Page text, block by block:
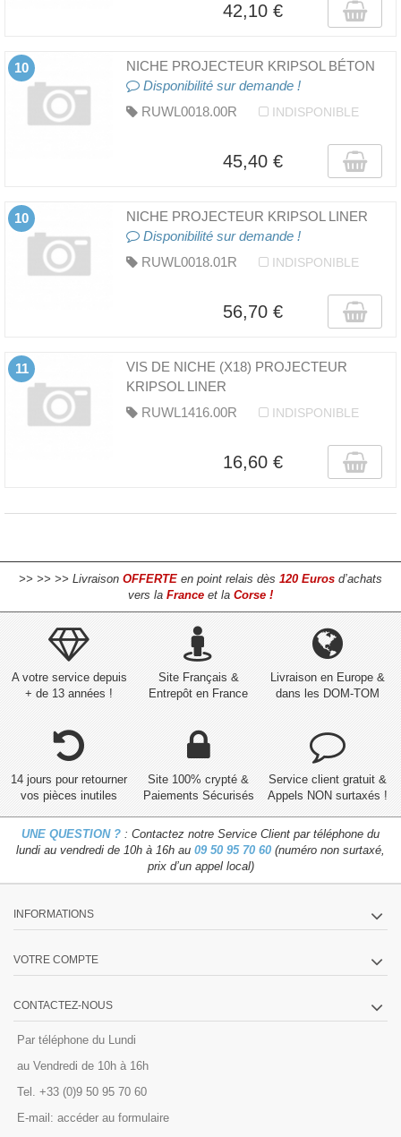
42,10 €
10
NICHE PROJECTEUR KRIPSOL BÉTON
Disponibilité sur demande !
RUWL0018.00R
INDISPONIBLE
45,40 €
10
NICHE PROJECTEUR KRIPSOL LINER
Disponibilité sur demande !
RUWL0018.01R
INDISPONIBLE
56,70 €
11
VIS DE NICHE (X18) PROJECTEUR
KRIPSOL LINER
RUWL1416.00R
INDISPONIBLE
16,60 €
>> >> >> Livraison OFFERTE en point relais dès 120 Euros d’achats
vers la France et la Corse !
A votre service depuis
+ de 13 années !
Site Français &
Entrepôt en France
Livraison en Europe &
dans les DOM-TOM
14 jours pour retourner
vos pièces inutiles
Site 100% crypté &
Paiements Sécurisés
Service client gratuit &
Appels NON surtaxés !
UNE QUESTION ? : Contactez notre Service Client par téléphone du
lundi au vendredi de 10h à 16h au 09 50 95 70 60 (numéro non surtaxé,
prix d’un appel local)
INFORMATIONS
VOTRE COMPTE
CONTACTEZ-NOUS
Par téléphone du Lundi
au Vendredi de 10h à 16h
Tel. +33 (0)9 50 95 70 60
E-mail: accéder au formulaire